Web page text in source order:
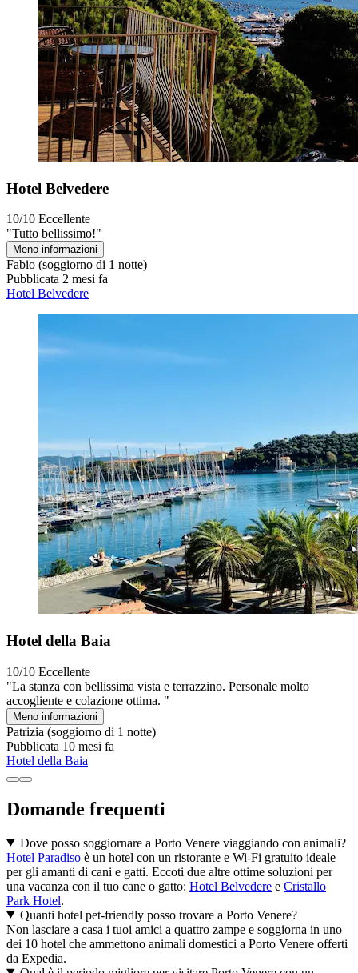
Hotel Belvedere
10/10 Eccellente
"Tutto bellissimo!"
Meno informazioni
Fabio (soggiorno di 1 notte)
Pubblicata 2 mesi fa
Hotel Belvedere
Hotel della Baia
10/10 Eccellente
"La stanza con bellissima vista e terrazzino. Personale molto
accogliente e colazione ottima. "
Meno informazioni
Patrizia (soggiorno di 1 notte)
Pubblicata 10 mesi fa
Hotel della Baia
Domande frequenti
Dove posso soggiornare a Porto Venere viaggiando con animali?
Hotel Paradiso è un hotel con un ristorante e Wi-Fi gratuito ideale
per gli amanti di cani e gatti. Eccoti due altre ottime soluzioni per
una vacanza con il tuo cane o gatto: Hotel Belvedere e Cristallo
Park Hotel.
Quanti hotel pet-friendly posso trovare a Porto Venere?
Non lasciare a casa i tuoi amici a quattro zampe e soggiorna in uno
dei 10 hotel che ammettono animali domestici a Porto Venere offerti
da Expedia.